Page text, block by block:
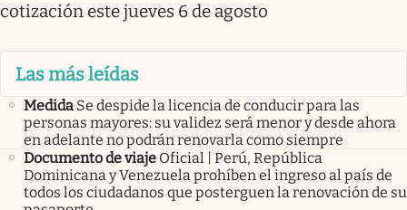
cotización este jueves 6 de agosto
Las más leídas
Medida Se despide la licencia de conducir para las
personas mayores: su validez será menor y desde ahora
en adelante no podrán renovarla como siempre
Documento de viaje Oficial | Perú, República
Dominicana y Venezuela prohíben el ingreso al país de
todos los ciudadanos que posterguen la renovación de su